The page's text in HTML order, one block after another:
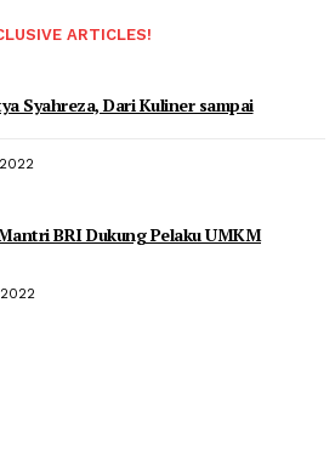
ARTICLES!
Syahreza, Dari Kuliner sampai
BRI Dukung Pelaku UMKM